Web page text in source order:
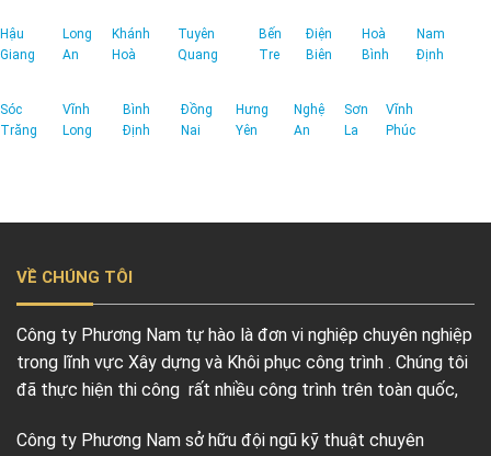
Hậu
Giang
Long
An
Khánh
Hoà
Tuyên
Quang
Bến
Tre
Điện
Biên
Hoà
Bình
Nam
Định
Sóc
Trăng
Vĩnh
Long
Bình
Định
Đồng
Nai
Hưng
Yên
Nghệ
An
Sơn
La
Vĩnh
Phúc
VỀ CHÚNG TÔI
Công ty Phương Nam tự hào là đơn vi nghiệp chuyên nghiệp
trong lĩnh vực Xây dựng và Khôi phục công trình . Chúng tôi
đã thực hiện thi công rất nhiều công trình trên toàn quốc,
Công ty Phương Nam sở hữu đội ngũ kỹ thuật chuyên